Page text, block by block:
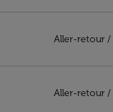
Aller-retour /
Aller-retour /